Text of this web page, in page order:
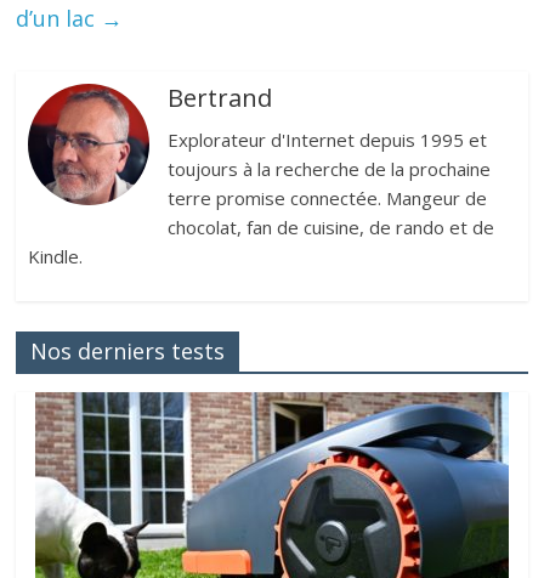
d’un lac →
Bertrand
Explorateur d'Internet depuis 1995 et
toujours à la recherche de la prochaine
terre promise connectée. Mangeur de
chocolat, fan de cuisine, de rando et de
Kindle.
Nos derniers tests